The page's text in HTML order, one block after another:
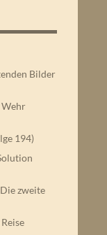
Bilder
Wehr
194)
zweite